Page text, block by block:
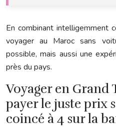
En combinant intelligemment
voyager au Maroc sans
possible, mais aussi une
près du pays.
Voyager en Grand
payer le juste prix
coincé à 4 sur la